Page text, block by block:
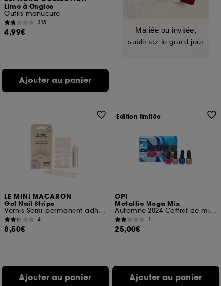
Lime à Ongles
Outils manucure
315
4,99€
Ajouter au panier
Mariée ou invitée,
sublimez le grand jour
LE MINI MACARON
Gel Nail Strips
Vernis Semi-permanent adhésif
4
8,50€
Ajouter au panier
OPI
Metallic Mega Mix
Automne 2024 Coffret de minis vernis tenue jusqu'à 7 jours
1
25,00€
Ajouter au panier
Edition limitée